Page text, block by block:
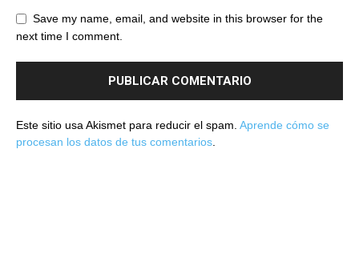
Save my name, email, and website in this browser for the
next time I comment.
Este sitio usa Akismet para reducir el spam. Aprende cómo se
procesan los datos de tus comentarios